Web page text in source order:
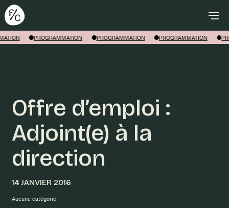
PROGRAMMATION PROGRAMMATION PROGRAMMATION
Rechercher
Offre d’emploi :
Adjoint(e) à la
direction
14 JANVIER 2016
Aucune catégorie